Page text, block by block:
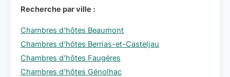
Recherche par ville :
Chambres d'hôtes Beaumont
Chambres d'hôtes Berrias-et-Casteljau
Chambres d'hôtes Faugères
Chambres d'hôtes Génolhac